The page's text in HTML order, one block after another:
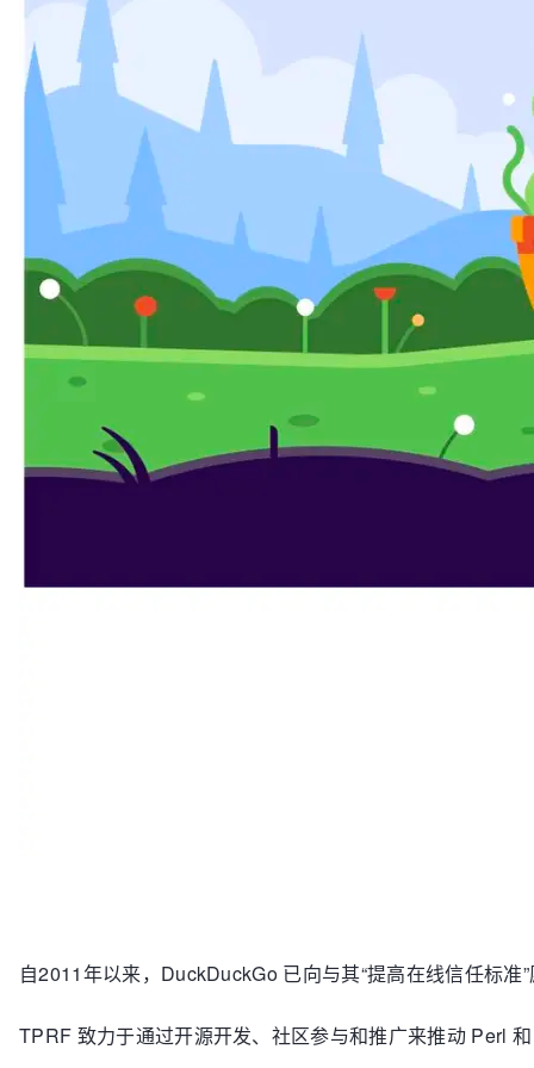
自2011年以来，DuckDuckGo 已向与其“提高在线信任标
TPRF 致力于通过开源开发、社区参与和推广来推动 Perl